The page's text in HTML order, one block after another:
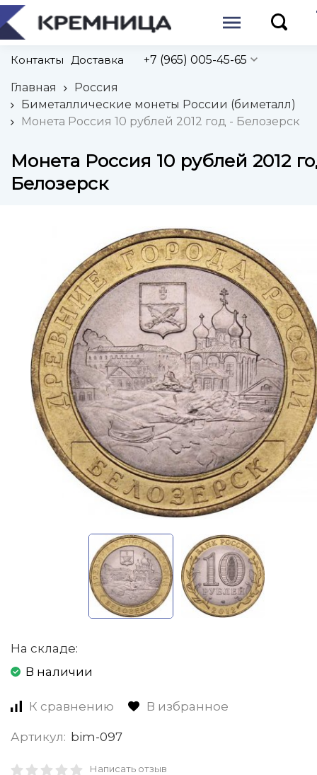
Контакты Доставка +7 (965) 005-45-65
Главная
Россия
Биметаллические монеты России (биметалл)
Монета Россия 10 рублей 2012 год - Белозерск
Монета Россия 10 рублей 2012
Белозерск
На складе:
В наличии
К сравнению В избранное
Артикул: bim-097
Написать отзыв